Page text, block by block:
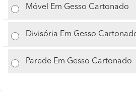
Móvel Em Gesso Cartonado
Divisória Em Gesso
Parede Em Gesso Cartonado